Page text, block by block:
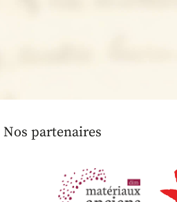
Nos partenaires